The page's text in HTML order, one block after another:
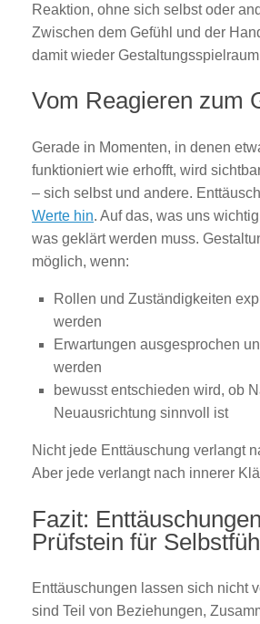
Reaktion, ohne sich selbst oder
Zwischen dem Gefühl und der
damit wieder
Vom Reagieren zum
Gerade in Momenten, in denen
funktioniert wie erhofft, wird
– sich selbst und andere.
Werte hin. Auf das, was uns
was geklärt werden muss.
möglich, wenn:
Rollen und Zuständigkeiten
werden
Erwartungen ausgesprochen
werden
bewusst entschieden wird, ob
Neuausrichtung sinnvoll ist
Nicht jede Enttäuschung verlangt
Aber jede verlangt nach innerer
Fazit:
Prüfstein für
Enttäuschungen lassen sich nicht
sind Teil von Beziehungen,